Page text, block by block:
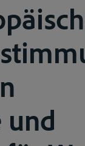
und